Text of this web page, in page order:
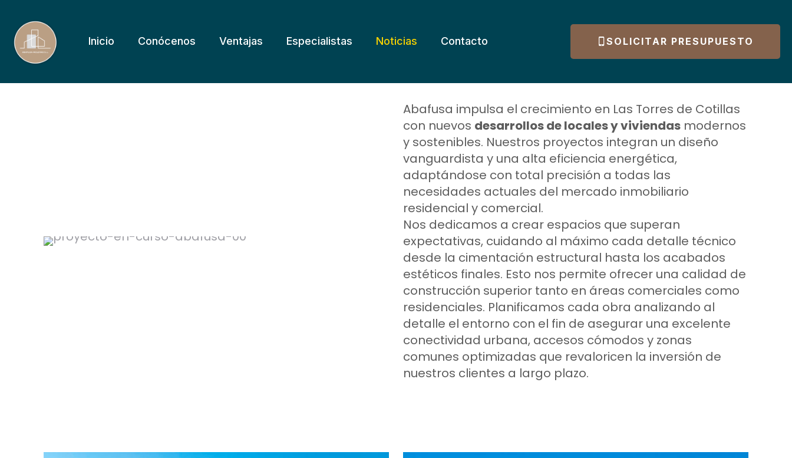
Inicio Conócenos Ventajas Especialistas Noticias Contacto SOLICITAR PRESUPUESTO
Abafusa impulsa el crecimiento en Las Torres de Cotillas
con nuevos desarrollos de locales y viviendas modernos
y sostenibles. Nuestros proyectos integran un diseño
vanguardista y una alta eficiencia energética,
adaptándose con total precisión a todas las
necesidades actuales del mercado inmobiliario
residencial y comercial.
Nos dedicamos a crear espacios que superan
expectativas, cuidando al máximo cada detalle técnico
desde la cimentación estructural hasta los acabados
estéticos finales. Esto nos permite ofrecer una calidad de
construcción superior tanto en áreas comerciales como
residenciales. Planificamos cada obra analizando al
detalle el entorno con el fin de asegurar una excelente
conectividad urbana, accesos cómodos y zonas
comunes optimizadas que revaloricen la inversión de
nuestros clientes a largo plazo.